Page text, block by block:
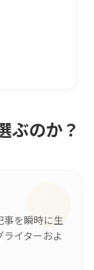
ぶのか？
事を瞬時に生
イターおよ